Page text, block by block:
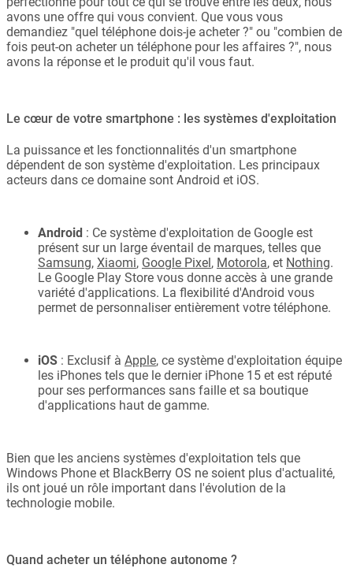
avons une offre qui vous convient. Que vous vous
demandiez "quel téléphone dois-je acheter ?" ou "combien de
fois peut-on acheter un téléphone pour les affaires ?", nous
avons la réponse et le produit qu'il vous faut.
Le cœur de votre smartphone : les systèmes d'exploitation
La puissance et les fonctionnalités d'un smartphone
dépendent de son système d'exploitation. Les principaux
acteurs dans ce domaine sont Android et iOS.
Android : Ce système d'exploitation de Google est
présent sur un large éventail de marques, telles que
Samsung, Xiaomi, Google Pixel, Motorola, et Nothing.
Le Google Play Store vous donne accès à une grande
variété d'applications. La flexibilité d'Android vous
permet de personnaliser entièrement votre téléphone.
iOS : Exclusif à Apple, ce système d'exploitation équipe
les iPhones tels que le dernier iPhone 15 et est réputé
pour ses performances sans faille et sa boutique
d'applications haut de gamme.
Bien que les anciens systèmes d'exploitation tels que
Windows Phone et BlackBerry OS ne soient plus d'actualité,
ils ont joué un rôle important dans l'évolution de la
technologie mobile.
Quand acheter un téléphone autonome ?